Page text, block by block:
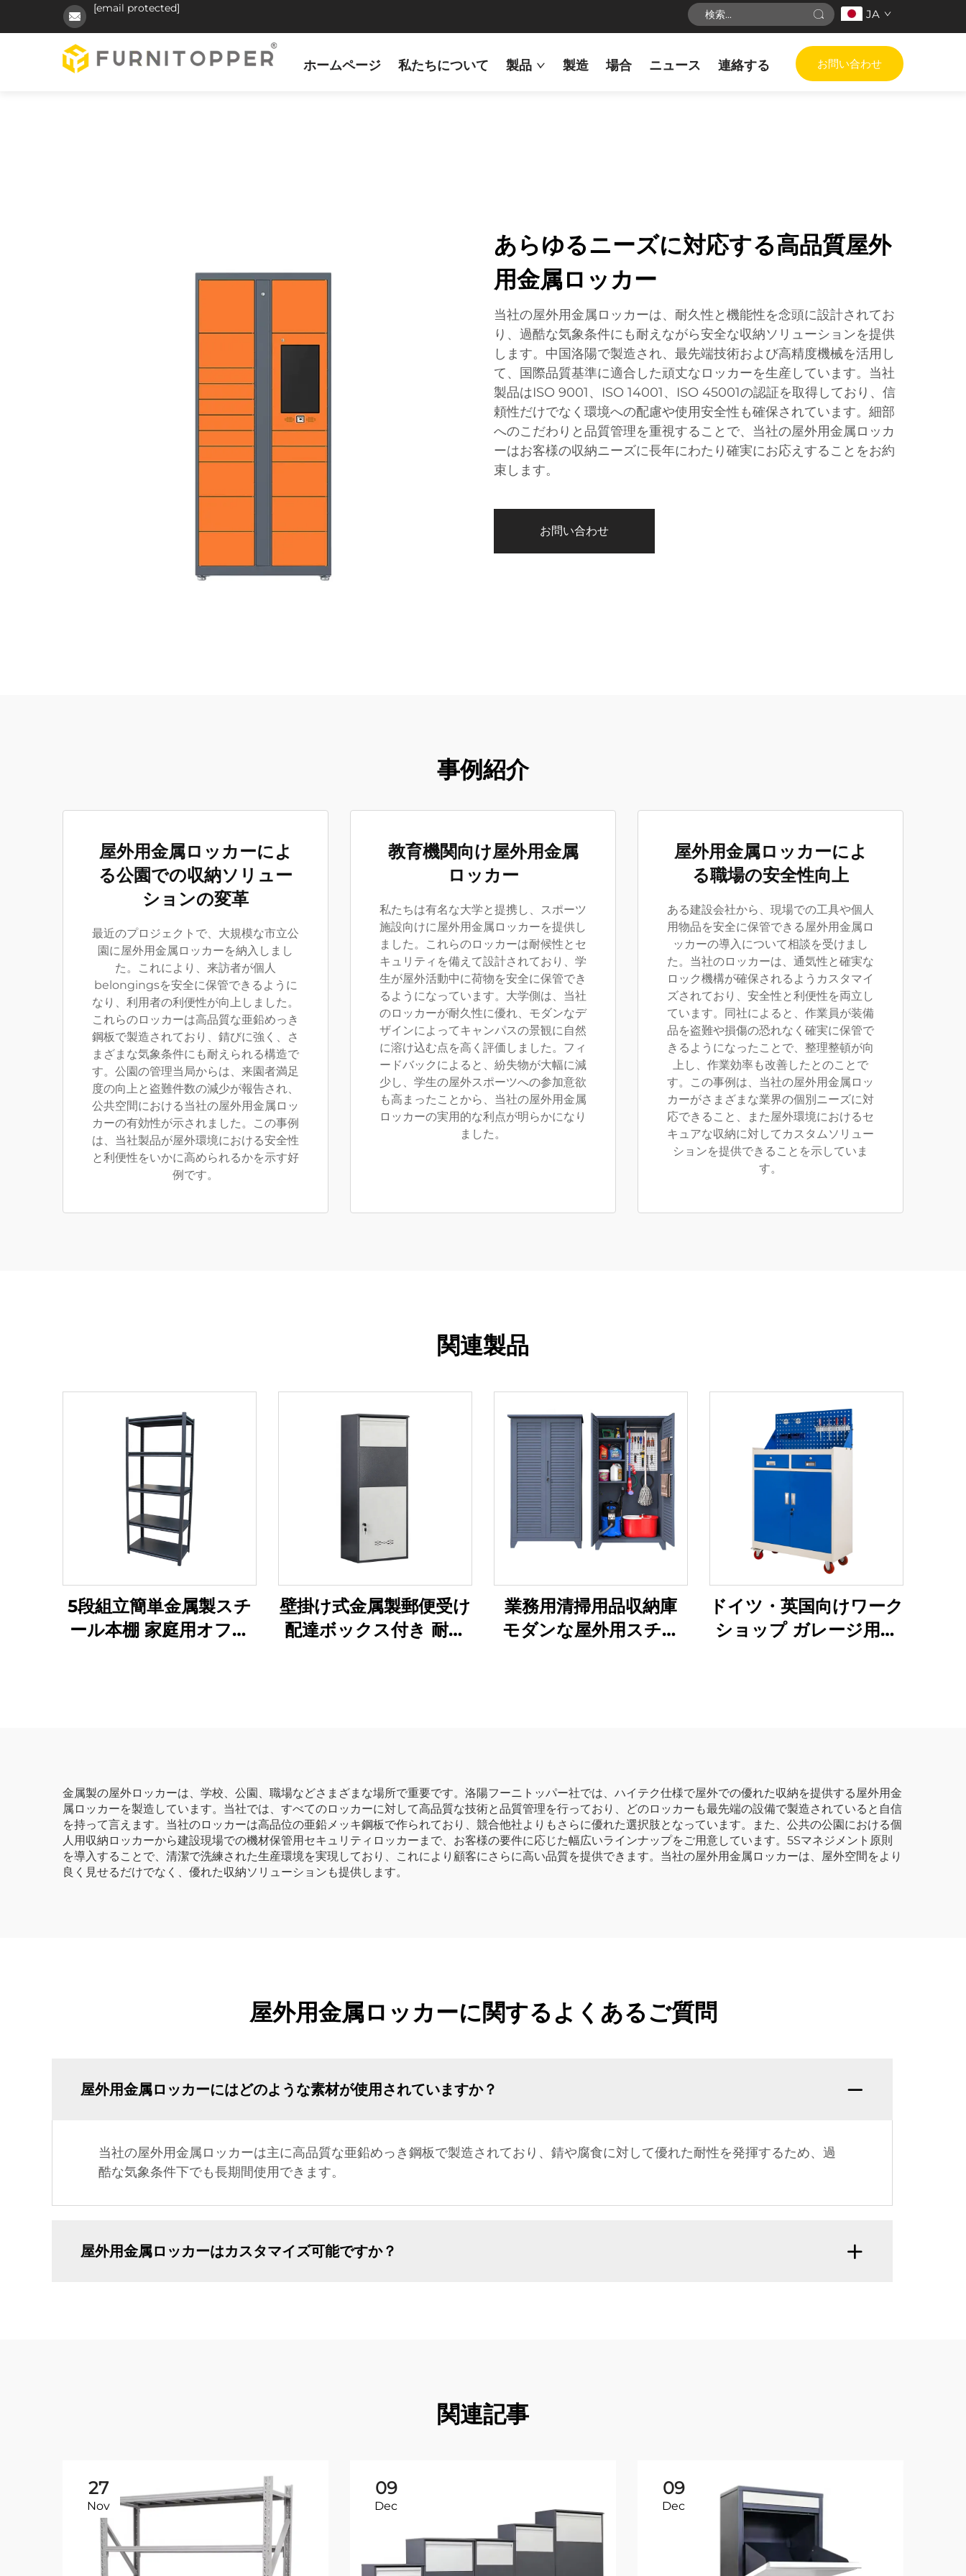
[email protected] JA
ホームページ 私たちについて 製品 製造 場合 ニュース 連絡する お問い合わせ
あらゆるニーズに対応する高品質屋外
用金属ロッカー
当社の屋外用金属ロッカーは、耐久性と機能性を念頭に設計されてお
り、過酷な気象条件にも耐えながら安全な収納ソリューションを提供
します。中国洛陽で製造され、最先端技術および高精度機械を活用し
て、国際品質基準に適合した頑丈なロッカーを生産しています。当社
製品はISO 9001、ISO 14001、ISO 45001の認証を取得しており、信
頼性だけでなく環境への配慮や使用安全性も確保されています。細部
へのこだわりと品質管理を重視することで、当社の屋外用金属ロッカ
ーはお客様の収納ニーズに長年にわたり確実にお応えすることをお約
束します。
お問い合わせ
事例紹介
屋外用金属ロッカーによ
る公園での収納ソリュー
ションの変革
最近のプロジェクトで、大規模な市立公
園に屋外用金属ロッカーを納入しまし
た。これにより、来訪者が個人
belongingsを安全に保管できるように
なり、利用者の利便性が向上しました。
これらのロッカーは高品質な亜鉛めっき
鋼板で製造されており、錆びに強く、さ
まざまな気象条件にも耐えられる構造で
す。公園の管理当局からは、来園者満足
度の向上と盗難件数の減少が報告され、
公共空間における当社の屋外用金属ロッ
カーの有効性が示されました。この事例
は、当社製品が屋外環境における安全性
と利便性をいかに高められるかを示す好
例です。
教育機関向け屋外用金属
ロッカー
私たちは有名な大学と提携し、スポーツ
施設向けに屋外用金属ロッカーを提供し
ました。これらのロッカーは耐候性とセ
キュリティを備えて設計されており、学
生が屋外活動中に荷物を安全に保管でき
るようになっています。大学側は、当社
のロッカーが耐久性に優れ、モダンなデ
ザインによってキャンパスの景観に自然
に溶け込む点を高く評価しました。フィ
ードバックによると、紛失物が大幅に減
少し、学生の屋外スポーツへの参加意欲
も高まったことから、当社の屋外用金属
ロッカーの実用的な利点が明らかになり
ました。
屋外用金属ロッカーによ
る職場の安全性向上
ある建設会社から、現場での工具や個人
用物品を安全に保管できる屋外用金属ロ
ッカーの導入について相談を受けまし
た。当社のロッカーは、通気性と確実な
ロック機構が確保されるようカスタマイ
ズされており、安全性と利便性を両立し
ています。同社によると、作業員が装備
品を盗難や損傷の恐れなく確実に保管で
きるようになったことで、整理整頓が向
上し、作業効率も改善したとのことで
す。この事例は、当社の屋外用金属ロッ
カーがさまざまな業界の個別ニーズに対
応できること、また屋外環境におけるセ
キュアな収納に対してカスタムソリュー
ションを提供できることを示していま
す。
関連製品
5段組立簡単金属製スチ
ール本棚 家庭用オフィ
壁掛け式金属製郵便受け
配達ボックス付き 耐候
業務用清掃用品収納庫
モダンな屋外用スチー
ドイツ・英国向けワーク
ショップ ガレージ用ツ
金属製の屋外ロッカーは、学校、公園、職場などさまざまな場所で重要です。洛陽フーニトッパー社では、ハイテク仕様で屋外での優れた収納を提供する屋外用金
属ロッカーを製造しています。当社では、すべてのロッカーに対して高品質な技術と品質管理を行っており、どのロッカーも最先端の設備で製造されていると自信
を持って言えます。当社のロッカーは高品位の亜鉛メッキ鋼板で作られており、競合他社よりもさらに優れた選択肢となっています。また、公共の公園における個
人用収納ロッカーから建設現場での機材保管用セキュリティロッカーまで、お客様の要件に応じた幅広いラインナップをご用意しています。5Sマネジメント原則
を導入することで、清潔で洗練された生産環境を実現しており、これにより顧客にさらに高い品質を提供できます。当社の屋外用金属ロッカーは、屋外空間をより
良く見せるだけでなく、優れた収納ソリューションも提供します。
屋外用金属ロッカーに関するよくあるご質問
屋外用金属ロッカーにはどのような素材が使用されていますか？
当社の屋外用金属ロッカーは主に高品質な亜鉛めっき鋼板で製造されており、錆や腐食に対して優れた耐性を発揮するため、過
酷な気象条件下でも長期間使用できます。
屋外用金属ロッカーはカスタマイズ可能ですか？
関連記事
27
Nov
09
Dec
09
Dec